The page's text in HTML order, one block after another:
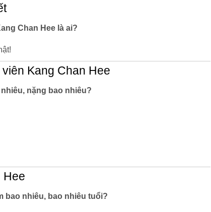
Chan Hee là ai?
Kang Chan Hee
nặng bao nhiêu?
Hee
bao nhiêu, bao nhiêu tuổi?